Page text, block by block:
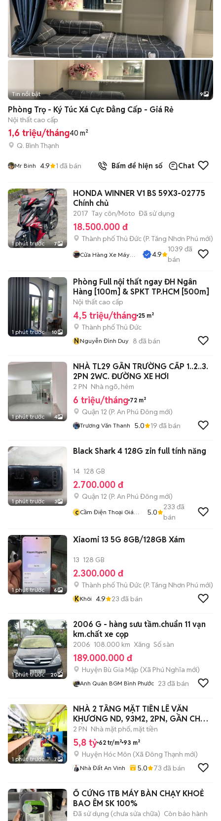
+2
Tin nổi bật 9
Phòng Trọ - Ký Túc Xá Cực Đẳng Cấp - Giá Rẻ
Nội thất cao cấp
1,6 triệu/tháng40 m²
Q. Bình Thạnh
Mr Binh 4.9 1 đã bán Bấm để hiện số Chat
1 phút trước 7
HONDA WINNER V1 BS 59X3-02775
Chính chủ
2017 Tay côn/Moto Đã sử dụng
18.500.000 đ
Thành phố Thủ Đức (P. Tăng Nhơn Phú mới)
Cửa Hàng Xe Máy
4.9
1039 đã
bán
1 phút trước 10
Phòng Full nội thất ngay ĐH Ngân
Hàng [100m] & SPKT TP.HCM [500m]
Nội thất cao cấp
4,5 triệu/tháng 25 m²
Thành phố Thủ Đức
NNguyễn Đình Duy 8 đã bán
1 phút trước 4
NHÀ TL29 GẦN TRƯỜNG CẤP 1..2..3.
2PN 2WC. ĐƯỜNG XE HƠI
2 PN Nhà ngõ, hẻm
6 triệu/tháng 72 m²
Quận 12 (P. An Phú Đông mới)
Trương Văn Thanh 5.0 19 đã bán
1 phút trước 3
Black Shark 4 128G zin full tính năng
14 128 GB
2.700.000 đ
Quận 12 (P. An Phú Đông mới)
c Cầm Điện Thoại Giá
5.0
233 đã
bán
1 phút trước 6
Xiaomi 13 5G 8GB/128GB Xám
13 128 GB
2.300.000 đ
Thành phố Thủ Đức (P. Tăng Nhơn Phú mới)
KKhôi 4.9 23 đã bán
1 phút trước 20
2006 G - hàng sưu tầm.chuẩn 11 vạn
km.chất xe cọp
2006 108.000 km Xăng Số sàn
189.000.000 đ
Huyện Bù Gia Mập (Xã Phú Nghĩa mới)
Anh Quân BGM Bình Phước 23 đã bán
1 phút trước 7
NHÀ 2 TẦNG MẶT TIỀN LÊ VĂN
KHƯƠNG ND, 93M2, 2PN, GẦN CHỢ
ĐÔNG THẠNH,
2 PN Nhà mặt phố, mặt tiền
5,8 tỷ 62 tr/m² 93 m²
Huyện Hóc Môn (Xã Đông Thạnh mới)
Nhà Đất An Vinh 5.0 73 đã bán
Ổ CỨNG 1TB MÁY BÀN CHẠY KHOẺ
BAO ÊM SK 100%
Đã sử dụng (chưa sửa chữa) Còn bảo hành